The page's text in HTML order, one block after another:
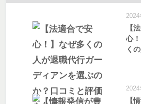
【
心
く
評
2024
【
2024